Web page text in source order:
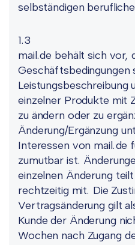
selbständigen
1.3
mail.de behält sich vor,
Geschäftsbedingungen
Leistungsbeschreibung
einzelner Produkte mit
zu ändern oder zu
Änderung/Ergänzung
Interessen von mail.de
zumutbar ist.
einzelnen Änderung
rechtzeitig mit. Die
Vertragsänderung gilt
Kunde der Änderung
Wochen nach Zugang